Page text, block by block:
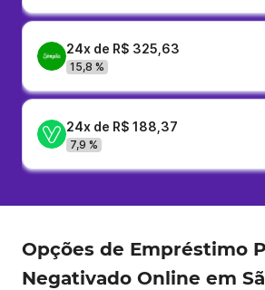
24x de R$ 325,63
15,8 %
24x de R$ 188,37
7,9 %
Opções de Empréstimo
Negativado Online em